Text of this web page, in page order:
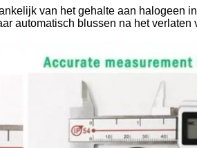
van het gehalte aan halogeen
automatisch blussen na het